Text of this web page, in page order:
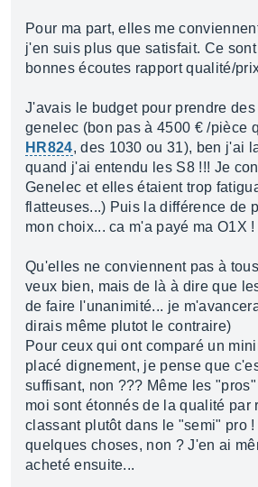
Pour ma part, elles me
j'en suis plus que satisfait. Ce
bonnes écoutes rapport qualité/
J'avais le budget pour prendre
genelec (bon pas à 4500 € /pièce
HR824, des 1030 ou 31), ben j'ai
quand j'ai entendu les S8 !!! Je
Genelec et elles étaient trop
flatteuses...) Puis la différence de
mon choix... ca m'a payé ma O1X !
Qu'elles ne conviennent pas à
veux bien, mais de là à dire que
de faire l'unanimité... je
dirais même plutot le contraire)
Pour ceux qui ont comparé un
placé dignement, je pense que
suffisant, non ??? Même les
moi sont étonnés de la qualité par
classant plutôt dans le "semi" pro
quelques choses, non ? J'en ai
acheté ensuite...